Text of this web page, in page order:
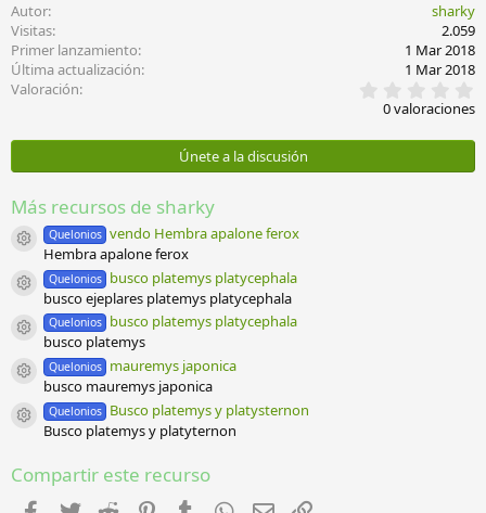
Autor
sharky
Visitas
2.059
Primer lanzamiento
1 Mar 2018
Última actualización
1 Mar 2018
Valoración
,
0
s
0 valoraciones
Únete a la discusión
Más recursos de sharky
Icono del recurso
Quelonios vendo Hembra apalone ferox
Hembra apalone ferox
Icono del recurso
Quelonios busco platemys platycephala
busco ejeplares platemys platycephala
Icono del recurso
Quelonios busco platemys platycephala
busco platemys
Icono del recurso
Quelonios mauremys japonica
busco mauremys japonica
Icono del recurso
Quelonios Busco platemys y platysternon
Busco platemys y platyternon
Compartir este recurso